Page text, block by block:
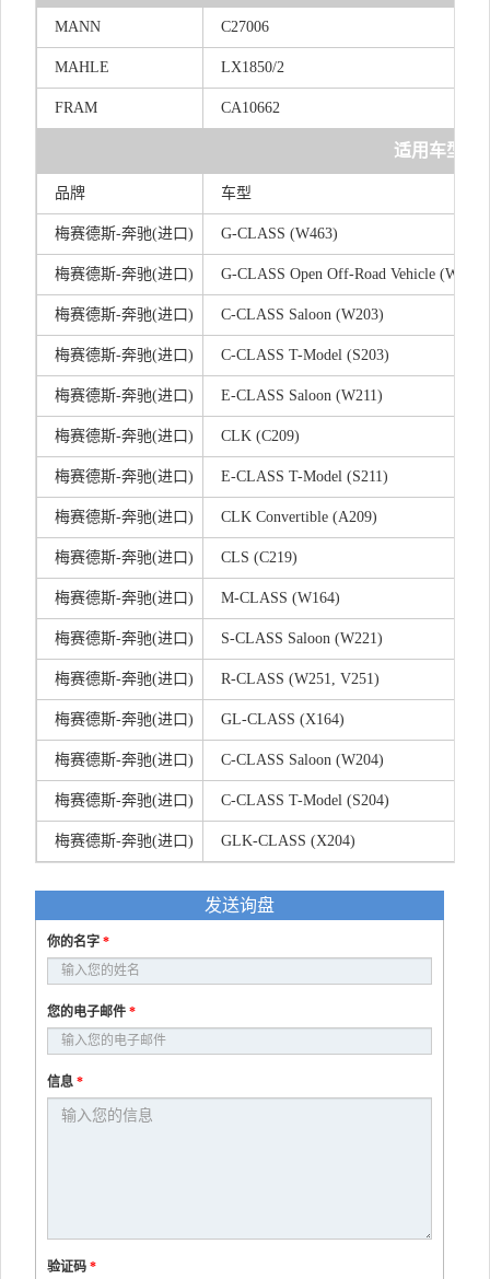
MANN C27006
MAHLE LX1850/2
FRAM CA10662
适用车型
品牌 车型
梅赛德斯-奔驰(进口) G-CLASS (W463)
梅赛德斯-奔驰(进口) G-CLASS Open Off-Road Vehicle (W463)
梅赛德斯-奔驰(进口) C-CLASS Saloon (W203)
梅赛德斯-奔驰(进口) C-CLASS T-Model (S203)
梅赛德斯-奔驰(进口) E-CLASS Saloon (W211)
梅赛德斯-奔驰(进口) CLK (C209)
梅赛德斯-奔驰(进口) E-CLASS T-Model (S211)
梅赛德斯-奔驰(进口) CLK Convertible (A209)
梅赛德斯-奔驰(进口) CLS (C219)
梅赛德斯-奔驰(进口) M-CLASS (W164)
梅赛德斯-奔驰(进口) S-CLASS Saloon (W221)
梅赛德斯-奔驰(进口) R-CLASS (W251, V251)
梅赛德斯-奔驰(进口) GL-CLASS (X164)
梅赛德斯-奔驰(进口) C-CLASS Saloon (W204)
梅赛德斯-奔驰(进口) C-CLASS T-Model (S204)
梅赛德斯-奔驰(进口) GLK-CLASS (X204)
发送询盘
你的名字 *
您的电子邮件 *
信息 *
验证码 *